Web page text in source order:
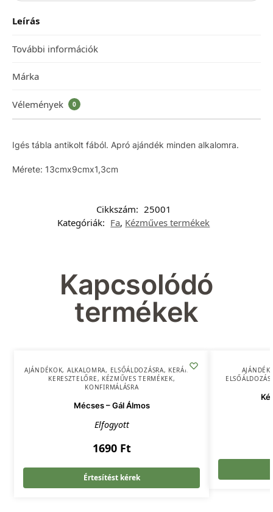
Leírás
További információk
Márka
Vélemények 0
Igés tábla antikolt fából. Apró ajándék minden alkalomra.
Mérete: 13cmx9cmx1,3cm
Cikkszám: 25001
Kategóriák: Fa, Kézműves termékek
Kapcsolódó
termékek
AJÁNDÉKOK, ALKALOMRA, ELSŐÁLDOZÁSRA, KERÁMIA,
KERESZTELŐRE, KÉZMŰVES TERMÉKEK,
KONFIRMÁLÁSRA
Mécses – Gál Álmos
Elfogyott
1690 Ft
Értesítést kérek